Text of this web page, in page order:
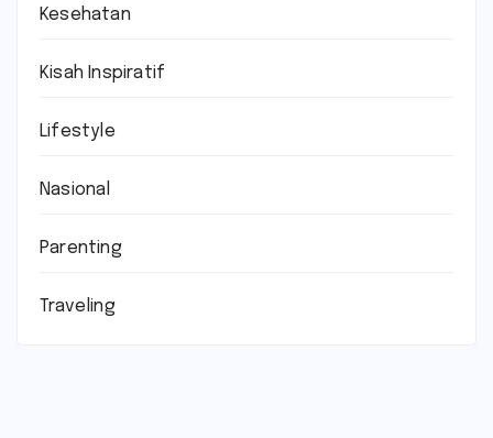
Kesehatan
Kisah Inspiratif
Lifestyle
Nasional
Parenting
Traveling